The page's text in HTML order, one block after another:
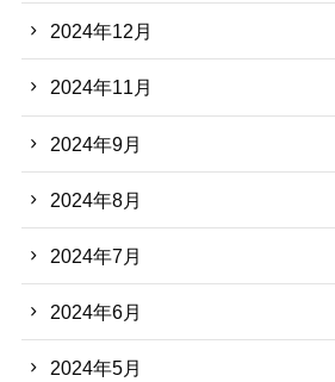
2024年12月
2024年11月
2024年9月
2024年8月
2024年7月
2024年6月
2024年5月